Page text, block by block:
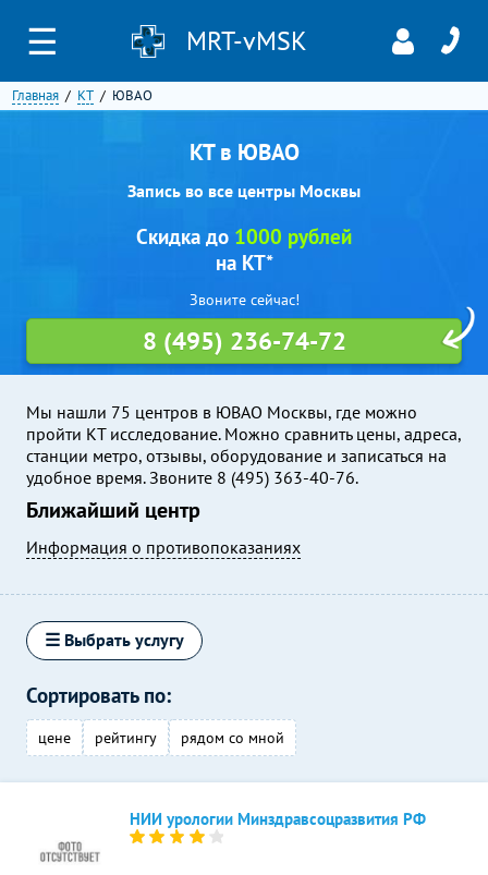
☰ MRT-vMSK
Главная КТ ЮВАО
КТ в ЮВАО
Запись во все центры Москвы
Мы нашли 75 центров в ЮВАО Москвы, где можно
пройти КТ исследование. Можно сравнить цены, адреса,
станции метро, отзывы, оборудование и записаться на
удобное время. Звоните 8 (495) 363-40-76.
Ближайший центр
Информация о противопоказаниях
Скидка до 1000 рублей
на КТ*
Звоните сейчас!
8 (495) 236-74-72
☰ Выбрать услугу
Сортировать по:
цене рейтингу рядом со мной
НИИ урологии Минздравсоцразвития РФ